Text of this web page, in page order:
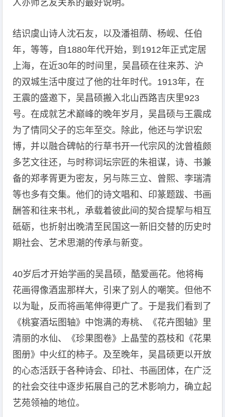
人亦师艺友关系的最好说明。
结识虞山诗人沈石友，以及潘祖荫、杨岘、任伯
年，等等，自1880年代开始，到1912年正式定居
上海，在近30年的时间里，吴昌硕在往来苏、沪
的双城生活中度过了他的壮年时代。1913年，在
王震的盛邀下，吴昌硕搬入北山西路吉庆里923
号。在成就艺术巅峰的晚年岁月，吴昌硕与王震成
为了情同父子的忘年至交。除此，他还与学识宏
博，并以融合碑帖的行草书开一代宗风的沈曾植颇
多艺文往还，与时称词坛宗匠的朱祖谋，诗、书兼
备的郑孝胥更为密友，另与陈三立、曾熙、李瑞清
等也多有交集。他们的诗文唱和、印篆题跋、书画
酬答和往来书札，承载着彼此间的契合提挈与相互
砥砺，也折射出晚清至民国这一新旧交替的历史时
期社会、艺术思潮的传承与新变。
40岁后才开始学画的吴昌硕，酷爱画花。他将梅
花画得像酒盅那样大，引来了别人的嘲笑。但他不
以为耻，反而将画笔伸得更广了。于是我们看到了
《桃宴酒坛图轴》中饱满的寿桃、《花卉图轴》里
清丽的水仙、《珍果图卷》上晶莹的荔枝和《花果
图册》中火红的柿子。及至晚年，吴昌硕更以开放
的心态活跃于各种诗会、印社、书画团体，在广泛
的社会交往中逐步拓展自己的艺术影响力，确立起
艺苑领袖的地位。